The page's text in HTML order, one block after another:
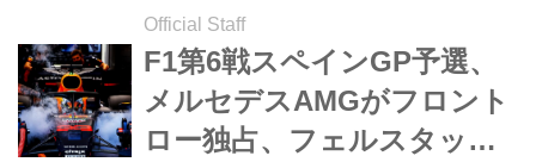
ー・アルボンが8位、アルファタウリ
のピエール・ガスリーが9位、ダニー
ル・クビアトは12位だった。
Official Staff
F1第6戦スペインGP予選、
メルセデスAMGがフロント
ロー独占、フェルスタッペ